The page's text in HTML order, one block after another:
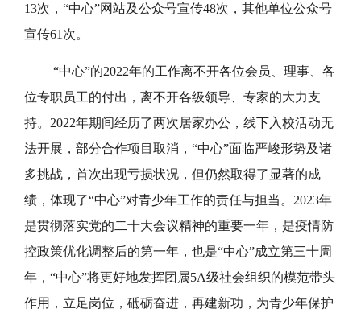
13次，“中心”网站及公众号宣传48次，其他单位公众号
宣传61次。
“中心”的2022年的工作离不开各位会员、理事、各
位专职员工的付出，离不开各级领导、专家的大力支
持。2022年期间经历了两次居家办公，线下入校活动无
法开展，部分合作项目取消，“中心”面临严峻形势及诸
多挑战，首次出现亏损状况，但仍然取得了显著的成
绩，体现了“中心”对青少年工作的责任与担当。2023年
是贯彻落实党的二十大会议精神的重要一年，是疫情防
控政策优化调整后的第一年，也是“中心”成立第三十周
年，“中心”将更好地发挥团属5A级社会组织的模范带头
作用，立足岗位，砥砺奋进，再建新功，为青少年保护